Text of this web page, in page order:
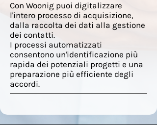
Con Woonig puoi digitalizzare
l'intero processo di acquisizione,
dalla raccolta dei dati alla gestione
dei contatti.
I processi automatizzati
consentono un'identificazione più
rapida dei potenziali progetti e una
preparazione più efficiente degli
accordi.